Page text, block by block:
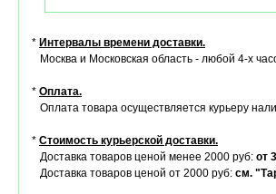
* Интервалы времени доставки.
Москва и Московская область - любой 4-х
* Оплата.
Оплата товара осуществляется курьеру
* Стоимость курьерской доставки.
Доставка товаров ценой менее 2000 руб: от
Доставка товаров ценой от 2000 руб: см.